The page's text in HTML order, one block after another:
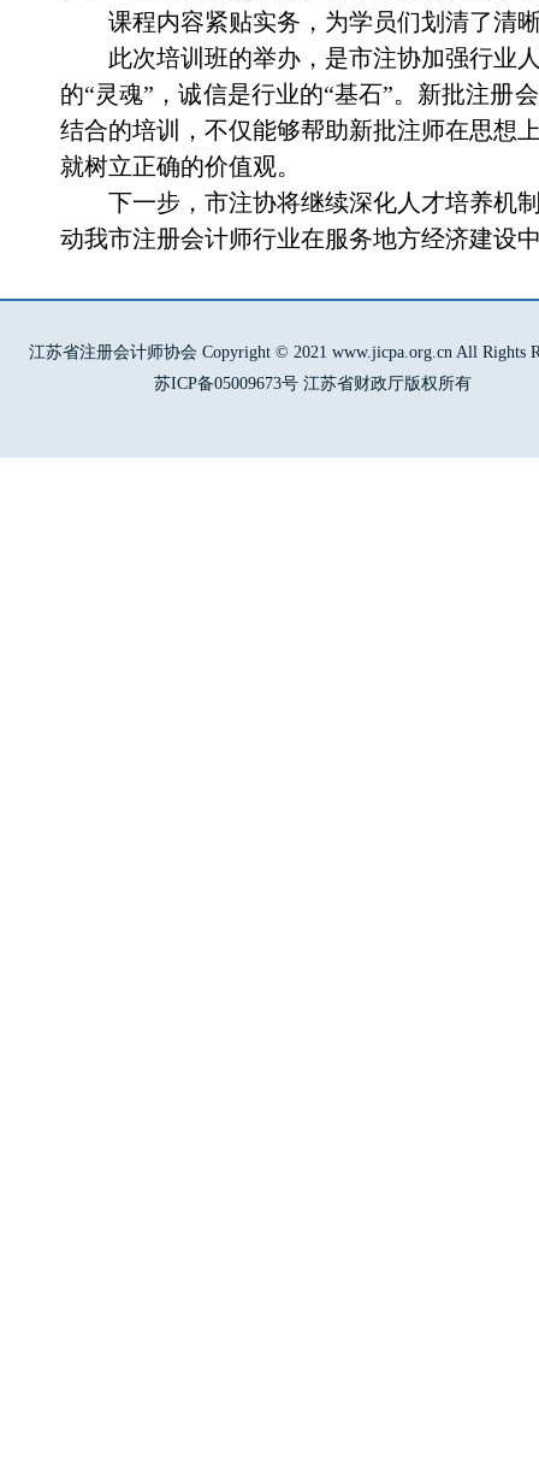
课程内容紧贴实务，为学员们划清了清
此次培训班的举办，是市注协加强行业
的“灵魂”，诚信是行业的“基石”。新批注册
结合的培训，不仅能够帮助新批注师在思想
就树立正确的价值观。
下一步，市注协将继续深化人才培养机
动我市注册会计师行业在服务地方经济建设
江苏省注册会计师协会 Copyright © 2021 www.jicpa.org.cn All Rights
苏ICP备05009673号 江苏省财政厅版权所有